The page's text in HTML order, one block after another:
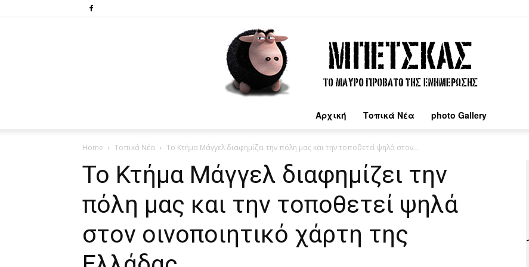
Αρχική Τοπικά Νέα photo Gallery
Home Τοπικά Νέα Το Κτήμα Μάγγελ διαφημίζει την πόλη μας και την τοποθετεί ψηλά στον...
Το Κτήμα Μάγγελ διαφημίζει την
πόλη μας και την τοποθετεί ψηλά
στον οινοποιητικό χάρτη της